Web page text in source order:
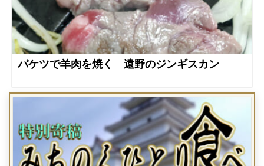
バケツで羊肉を焼く 遠野のジンギスカン